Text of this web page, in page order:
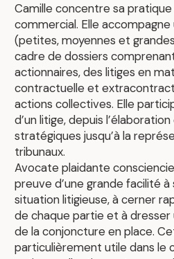
Camille concentre sa
commercial. Elle
(petites, moyennes et
cadre de dossiers
actionnaires, des litiges en
contractuelle et
actions collectives. Elle
d’un litige, depuis
stratégiques jusqu’à la
tribunaux.
Avocate plaidante
preuve d’une grande facilité à
situation litigieuse, à cerner
de chaque partie et à
de la conjoncture en place.
particulièrement utile dans le